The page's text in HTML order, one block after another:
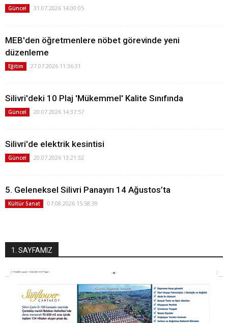
Güncel 31.07.2026 14:00:05
MEB'den öğretmenlere nöbet görevinde yeni
düzenleme
Eğitim 27.07.2026 11:36:31
Silivri'deki 10 Plaj 'Mükemmel' Kalite Sınıfında
Güncel 20.07.2026 14:37:57
Silivri'de elektrik kesintisi
Güncel 20.07.2026 13:21:32
5. Geleneksel Silivri Panayırı 14 Ağustos’ta
Kültür Sanat 07.08.2026 15:58:39
1. SAYFAMIZ